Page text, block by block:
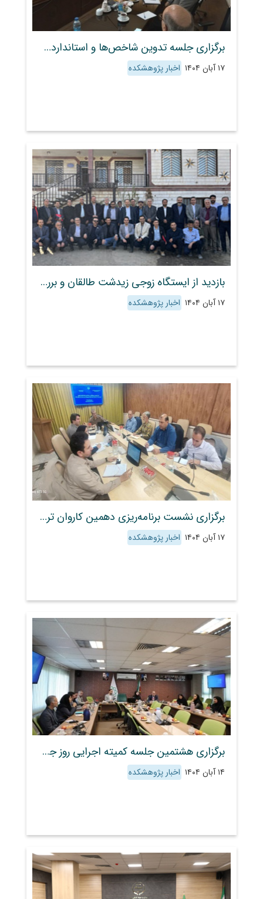
برگزاری جلسه تدوین شاخص‌ها و استانداردهای نیروی انسانی پژوهشی
۱۷ آبان ۱۴۰۴ اخبار پژوهشکده
بازدید از ایستگاه زوجی زیدشت طالقان و بررسی نتایج لایسیمتر سه‌تنی
۱۷ آبان ۱۴۰۴ اخبار پژوهشکده
برگزاری نشست برنامه‌ریزی دهمین کاروان ترویج کشاورزی ویژه روز جهانی خاک
۱۷ آبان ۱۴۰۴ اخبار پژوهشکده
برگزاری هشتمین جلسه کمیته اجرایی روز جهانی خاک
۱۴ آبان ۱۴۰۴ اخبار پژوهشکده